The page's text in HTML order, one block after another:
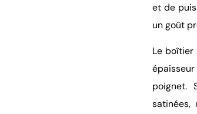
et de
un goût
Le boîtier
poignet.